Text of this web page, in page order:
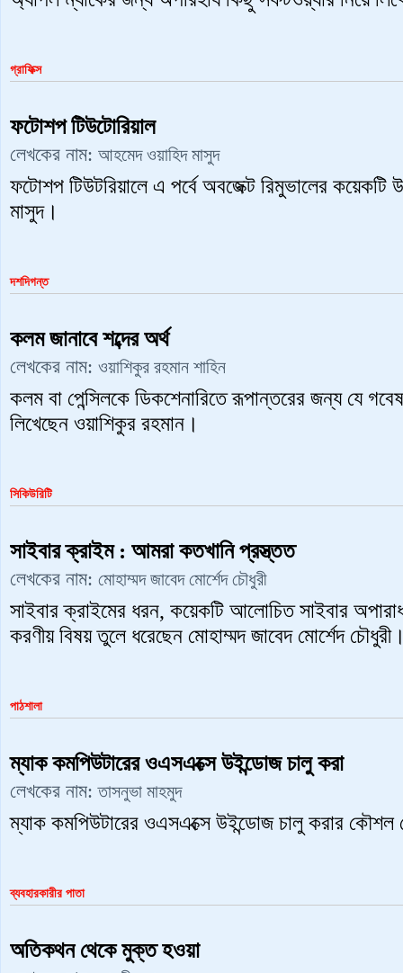
গ্রাফিক্স
ফটোশপ টিউটোরিয়াল
লেখকের নাম: আহমেদ ওয়াহিদ মাসুদ
ফটোশপ টিউটরিয়ালে এ পর্বে অবজেক্ট রিমুভালের
মাসুদ।
দশদিগন্ত
কলম জানাবে শব্দের অর্থ
লেখকের নাম: ওয়াশিকুর রহমান শাহিন
কলম বা পেন্সিলকে ডিকশেনারিতে রূপান্তরের জন্য যে
লিখেছেন ওয়াশিকুর রহমান।
সিকিউরিটি
সাইবার ক্রাইম : আমরা কতখানি প্রস্ত্তত
লেখকের নাম: মোহাম্মদ জাবেদ মোর্শেদ চৌধুরী
সাইবার ক্রাইমের ধরন, কয়েকটি আলোচিত সাইবার
করণীয় বিষয় তুলে ধরেছেন মোহাম্মদ জাবেদ মোর্শেদ
পাঠশালা
ম্যাক কমপিউটারের ওএসএক্সে উইন্ডোজ চালু করা
লেখকের নাম:তাসনুভা মাহমুদ
ম্যাক কমপিউটারের ওএসএক্সে উইন্ডোজ চালু করার কৌশল
ব্যবহারকারীর পাতা
অতিকথন থেকে মুক্ত হওয়া